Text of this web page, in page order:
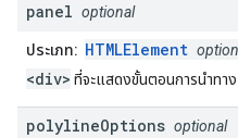
panel optional
ประเภท: HTMLElement
<div> ที่จะแสดงขั้นตอนการนำทาง
polylineOptions optional